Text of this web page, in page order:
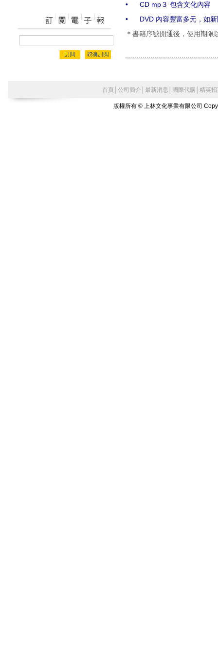
• CD mp３ 包含文化內容
• DVD 內容豐富多元，如
＊書籍序號開通後，使用期限
首頁 公司簡介 最新消息 國際代購 精英招
版權所有 © 上林文化事業有限公司